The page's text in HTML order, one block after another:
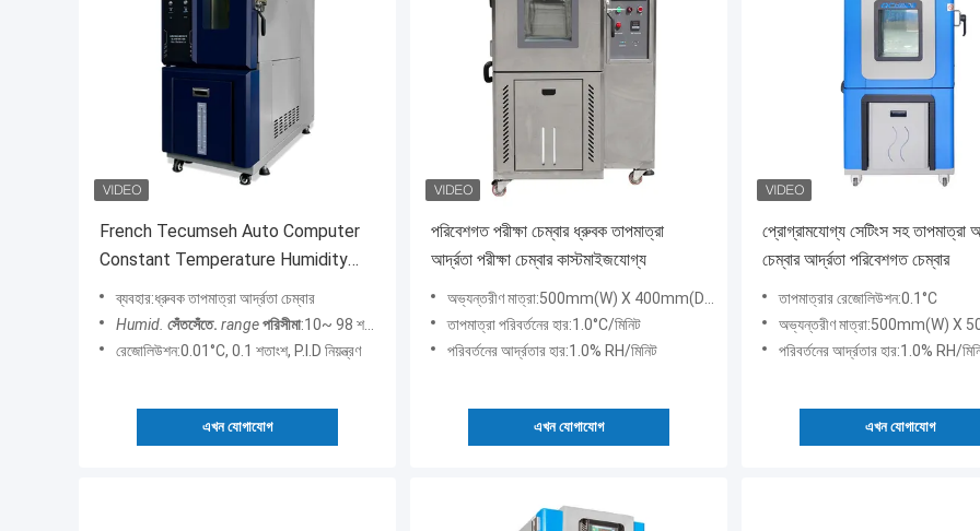
French Tecumseh Auto Computer
Constant Temperature Humidity
Chamber Water-Cooling
ব্যবহার:ধ্রুবক তাপমাত্রা আর্দ্রতা চেম্বার
Humid. সেঁতসেঁতে. rangeপরিসীমা:10~ 98 শতাংশ R.H.
রেজোলিউশন:0.01°C, 0.1 শতাংশ, P.I.D নিয়ন্ত্রণ
এখন যোগাযোগ
পরিবেশগত পরীক্ষা চেম্বার ধ্রুবক তাপমাত্রা
আর্দ্রতা পরীক্ষা চেম্বার কাস্টমাইজযোগ্য
অভ্যন্তরীণ মাত্রা:500mm(W) X 400mm(D) X 500mm(H)
তাপমাত্রা পরিবর্তনের হার:1.0°C/মিনিট
পরিবর্তনের আর্দ্রতার হার:1.0% RH/মিনিট
এখন যোগাযোগ
প্রোগ্রামযোগ্য সেটিংস সহ তাপমাত্রা
চেম্বার আর্দ্রতা পরিবেশগত চেম্বার
তাপমাত্রার রেজোলিউশন:0.1°C
অভ্যন্তরীণ মাত্রা:500mm(W) X 500mm(D)
পরিবর্তনের আর্দ্রতার হার:1.0% RH/
এখন যোগাযোগ